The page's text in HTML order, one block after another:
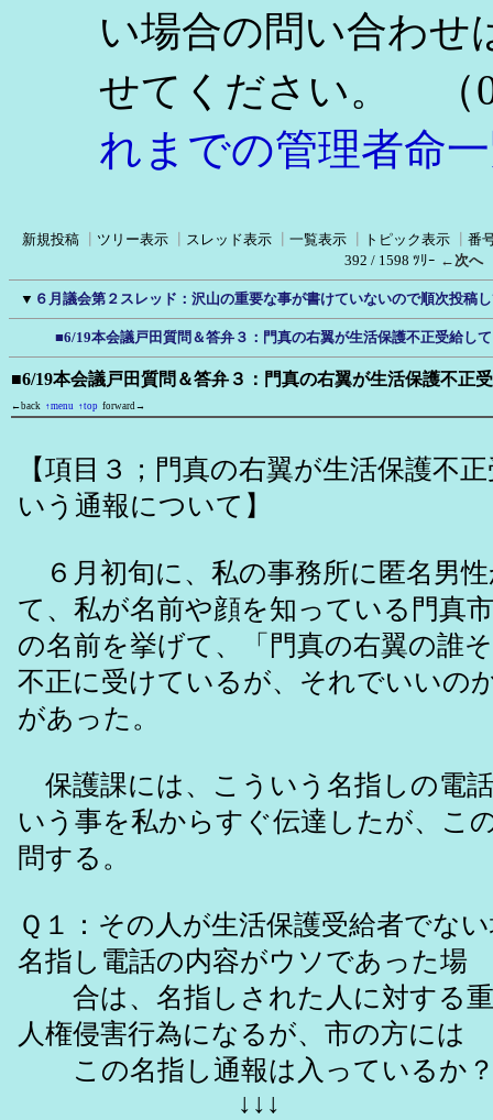
い場合の問い合わせ
せてください。
（
れまでの管理者命
新規投稿 ツリー表示 スレッド表示 一覧表示 トピック表示
番
392 / 1598 ﾂﾘｰ ←次へ
▼ ６月議会第２スレッド：沢山の重要な事が書けていないので順次投稿
■6/19本会議戸田質問＆答弁３：門真の右翼が生活保護不正受給し
■6/19本会議戸田質問＆答弁３：門真の右翼が生活保護不正
←back ↑menu ↑top forward→
【項目３；門真の右翼が生活保護不
いう通報について】
６月初旬に、私の事務所に匿名男
て、私が名前や顔を知っている門真
の名前を挙げて、「門真の右翼の誰
不正に受けているが、それでいいの
があった。
保護課には、こういう名指しの電
いう事を私からすぐ伝達したが、こ
問する。
Ｑ１：その人が生活保護受給者でな
名指し電話の内容がウソであった場
合は、名指しされた人に対する重
人権侵害行為になるが、市の方には
この名指し通報は入っているか
↓↓↓